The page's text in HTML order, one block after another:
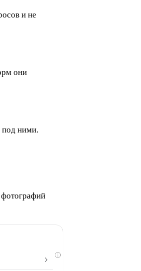
и не
они
под ними.
i